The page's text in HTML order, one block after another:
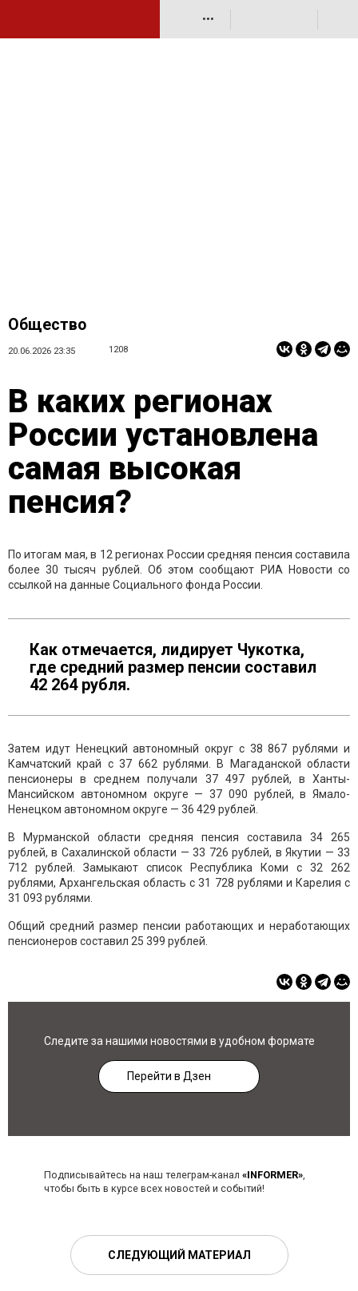
•••
Общество
20.06.2026 23:35 1208
В каких регионах
России установлена
самая высокая
пенсия?
По итогам мая, в 12 регионах России средняя пенсия составила
более 30 тысяч рублей. Об этом сообщают РИА Новости со
ссылкой на данные Социального фонда России.
Как отмечается, лидирует Чукотка,
где средний размер пенсии составил
42 264 рубля.
Затем идут Ненецкий автономный округ с 38 867 рублями и
Камчатский край с 37 662 рублями. В Магаданской области
пенсионеры в среднем получали 37 497 рублей, в Ханты-
Мансийском автономном округе — 37 090 рублей, в Ямало-
Ненецком автономном округе — 36 429 рублей.
В Мурманской области средняя пенсия составила 34 265
рублей, в Сахалинской области — 33 726 рублей, в Якутии — 33
712 рублей. Замыкают список Республика Коми с 32 262
рублями, Архангельская область с 31 728 рублями и Карелия с
31 093 рублями.
Общий средний размер пенсии работающих и неработающих
пенсионеров составил 25 399 рублей.
Следите за нашими новостями в удобном формате
Перейти в Дзен
Подписывайтесь на наш телеграм-канал «INFORMER»,
чтобы быть в курсе всех новостей и событий!
СЛЕДУЮЩИЙ МАТЕРИАЛ